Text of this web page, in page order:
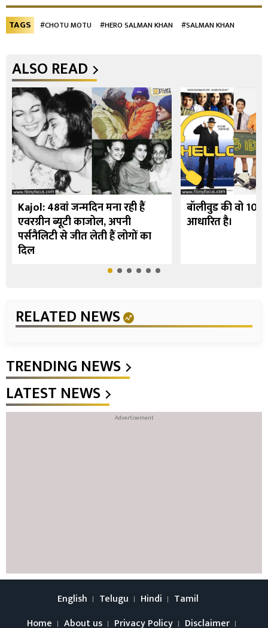
TAGS #CHOTU MOTU #HERO SALMAN KHAN #SALMAN KHAN
ALSO READ
Kajol: 48वां जन्मदिन मना रही हैं
एवरग्रीन ब्यूटी काजोल, अपनी
पर्सनैलिटी से जीत लेती हैं लोगों का
दिल
बॉलीवुड की वो 10
आधारित है।
RELATED NEWS
TRENDING NEWS
LATEST NEWS
English Telugu Hindi
Tamil
Home
About us Privacy Policy Disclaimer